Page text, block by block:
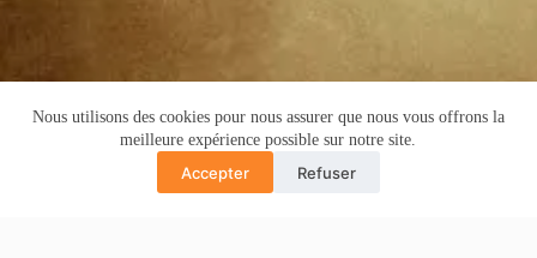
Nous utilisons des cookies pour nous assurer que nous vous offrons la
meilleure expérience possible sur notre site.
Accepter Refuser
Copyright © 2016 -Cyril de Grivel
PLAN DU SITE
MENTIONS LÉGALES
POLITIQUE CONFIDENTIALITÉ